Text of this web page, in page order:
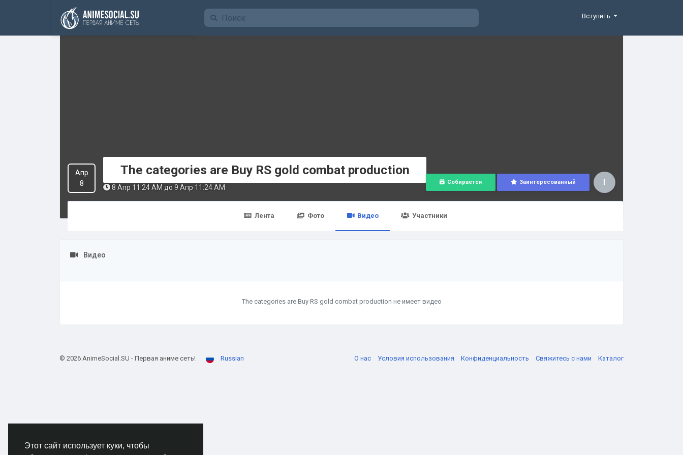
Этот сайт использует куки, чтобы
Funding
Вступить
Апр
8
The categories are Buy RS gold combat production
8 Апр 11:24 AM до 9 Апр 11:24 AM
Собирается Заинтересованный
Лента Фото Видео Участники
Видео
The categories are Buy RS gold combat production не имеет видео
© 2026 AnimeSocial.SU - Первая аниме сеть! Russian О нас Условия использования Конфиденциальность Свяжитесь с нами Каталог